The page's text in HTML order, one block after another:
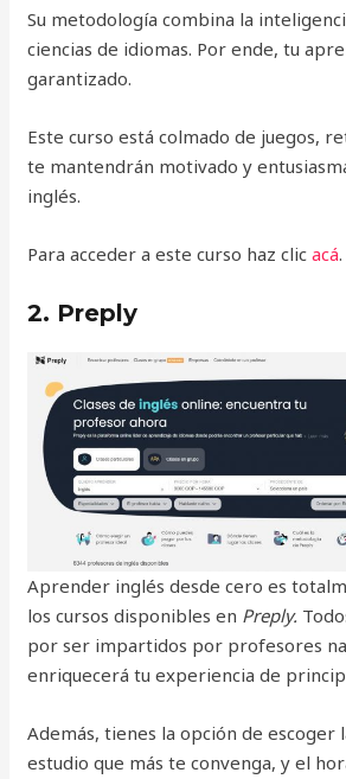
Su metodología combina la
ciencias de idiomas. Por ende, tu
garantizado.
Este curso está colmado de juegos,
te mantendrán motivado y
inglés.
Para acceder a este curso haz clicacá.
2. Preply
Aprender inglés desde cero es
los cursos disponibles en Preply.
por ser impartidos por profesores
enriquecerá tu experiencia de
Además, tienes la opción de escoger
estudio que más te convenga, y el